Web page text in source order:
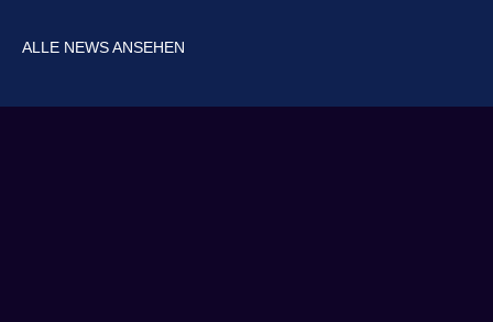
ALLE NEWS ANSEHEN